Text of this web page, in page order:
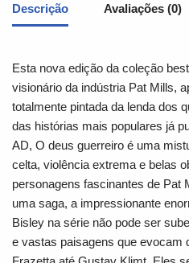
Descrição Avaliações (0)
Esta nova edição da coleção
visionário da indústria Pat Mills,
totalmente pintada da lenda dos
das histórias mais populares já
AD, O deus guerreiro é uma
celta, violência extrema e belas
personagens fascinantes de Pat
uma saga, a impressionante
Bisley na série não pode ser
e vastas paisagens que evocam